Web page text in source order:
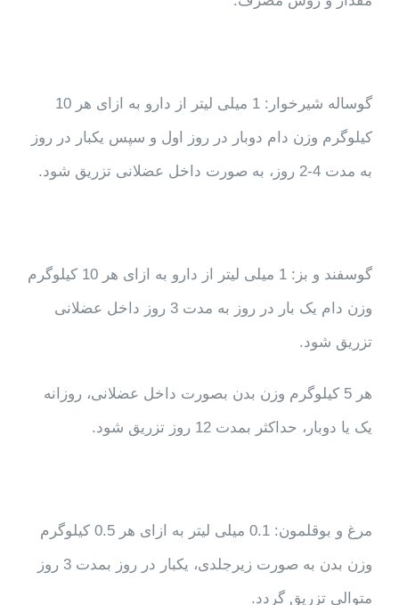
گوساله شیرخوار: 1 میلی لیتر از دارو به ازای هر 10
کیلوگرم وزن دام دوبار در روز اول و سپس یکبار در روز
به مدت 4-2 روز، به صورت داخل عضلانی تزریق شود.
گوسفند و بز: 1 میلی لیتر از دارو به ازای هر 10 کیلوگرم
وزن دام یک بار در روز به مدت 3 روز داخل عضلانی
تزریق شود.
هر 5 کیلوگرم وزن بدن بصورت داخل عضلانی، روزانه
یک یا دوبار، حداکثر بمدت 12 روز تزریق شود.
مرغ و بوقلمون: 0.1 میلی لیتر به ازای هر 0.5 کیلوگرم
وزن بدن به صورت زیرجلدی، یکبار در روز بمدت 3 روز
متوالی تزریق گردد.